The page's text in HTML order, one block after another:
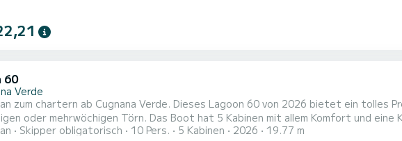
60
Verde
zum chartern ab Cugnana Verde. Dieses Lagoon 60 von 2026 bietet ein tolles
Törn. Das Boot hat 5 Kabinen mit allem Komfort und eine Kapazität von 10 Personen. Mit einer
von 20 Metern wird es Ihr perfekter Begleiter sein, um einen einzigartigen
Skipper obligatorisch 10 Pers. 5 Kabinen 2026 19.77 m